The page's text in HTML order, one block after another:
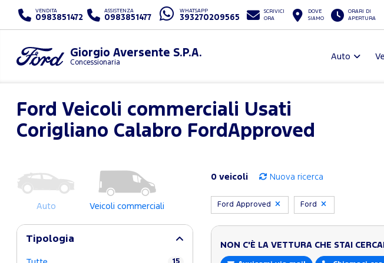
VENDITA
0983851472
ASSISTENZA
0983851477
WHATSAPP
393270209565
SCRIVICI
ORA
DOVE
SIAMO
ORARI DI
APERTURA
Giorgio Aversente S.P.A.
Concessionaria
Auto
Ford Veicoli commerciali Usati
Corigliano Calabro FordApproved
Auto Veicoli commerciali
Tipologia
15
0 veicoli Nuova ricerca
Ford Approved Ford
NON C'È LA VETTURA CHE STAI